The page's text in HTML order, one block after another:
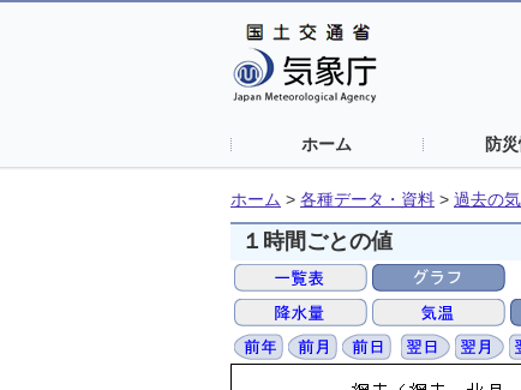
ホーム 防
ホーム > 各種データ・資料 > 過去の
１時間ごとの値